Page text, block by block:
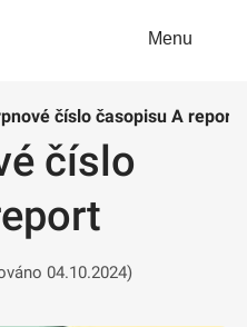
Menu
číslo časopisu A report
číslo
04.10.2024)